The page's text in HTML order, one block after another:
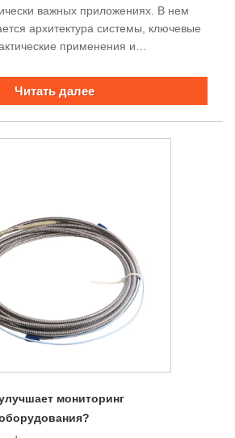
важных приложениях. В нем
архитектура системы, ключевые
применения и
чтобы помочь
по закупкам принимать
Читать далее
мониторинг